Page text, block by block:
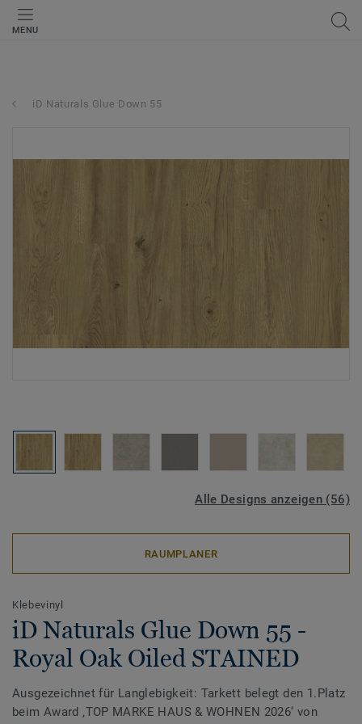
MENU
iD Naturals Glue Down 55
Alle Designs anzeigen (56)
RAUMPLANER
Klebevinyl
iD Naturals Glue Down 55 -
Royal Oak Oiled STAINED
Ausgezeichnet für Langlebigkeit: Tarkett belegt den 1.Platz
beim Award ‚TOP MARKE HAUS & WOHNEN 2026‘ von